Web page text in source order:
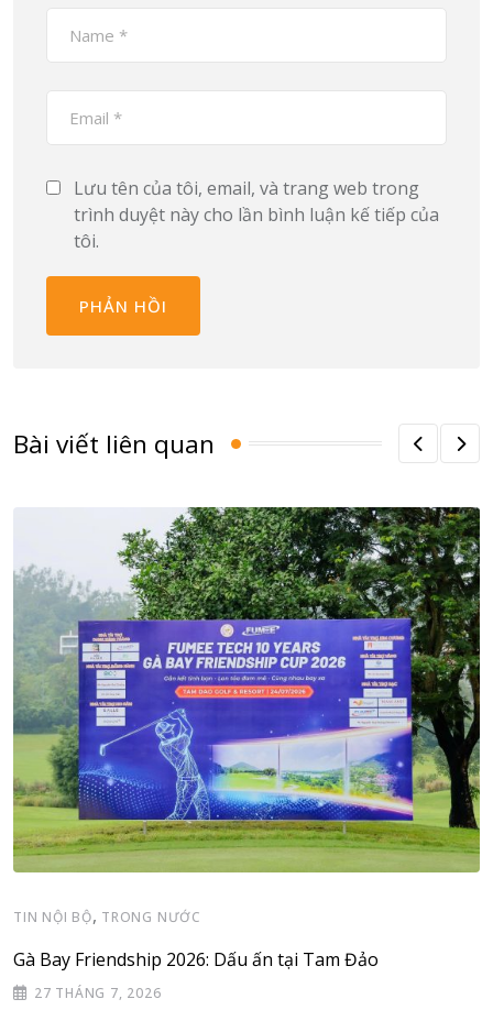
Lưu tên của tôi, email, và trang web trong
trình duyệt này cho lần bình luận kế tiếp của
tôi.
Bài viết liên quan
TIN NỘI BỘ, TRONG NƯỚC
Gà Bay Friendship 2026: Dấu ấn tại Tam Đảo
27 THÁNG 7, 2026